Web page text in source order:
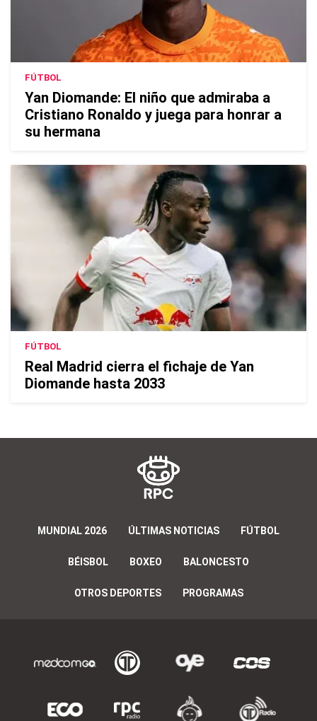
FÚTBOL
Yan Diomande: El niño que admiraba a
Cristiano Ronaldo y juega para honrar a
su hermana
FÚTBOL
Real Madrid cierra el fichaje de Yan
Diomande hasta 2033
MUNDIAL 2026 ÚLTIMAS NOTICIAS FÚTBOL
BÉISBOL BOXEO BALONCESTO
OTROS DEPORTES PROGRAMAS